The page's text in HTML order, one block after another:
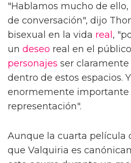
"Hablamos mucho de
de conversación", dijo
bisexual en la vida real ,
un deseo real en el
personajes ser claramente
dentro de estos espacios.
enormemente importante
representación".
Aunque la cuarta película
que Valquiria es